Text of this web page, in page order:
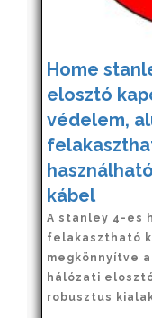
Home
elosztó
védelem,
kábel
A stanley 4-es
felakasztható
megkönnyítve
hálózati
robusztus